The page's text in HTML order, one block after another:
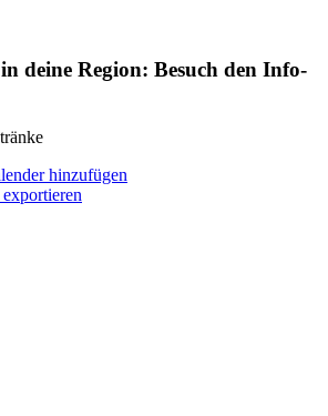
deine Region: Besuch den Info-
hinzufügen